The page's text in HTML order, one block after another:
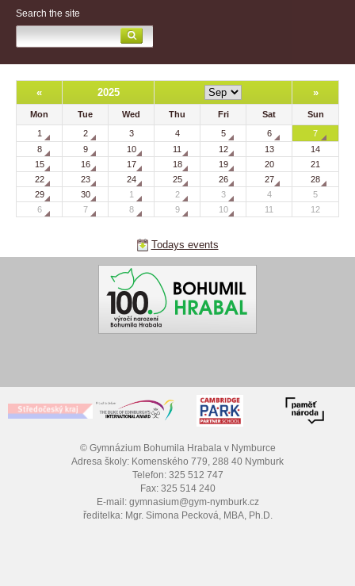
Search the site
« 2025 »
Mon Tue Wed Thu Fri Sat
Sun
1
2 3 4 5 6
7
8
9 10 11 12 13
14
15
16 17 18 19 20
21
22
23 24 25 26 27
28
29
30 1 2 3 4
5
6
7 8 9 10 11 12
Todays events
© Gymnázium Bohumila Hrabala v Nymburce
Adresa školy: Komenského 779, 288 40 Nymburk
Telefon: 325 512 747
Fax: 325 514 240
E-mail: gymnasium@gym-nymburk.cz
ředitelka: Mgr. Simona Pecková, MBA, Ph.D.